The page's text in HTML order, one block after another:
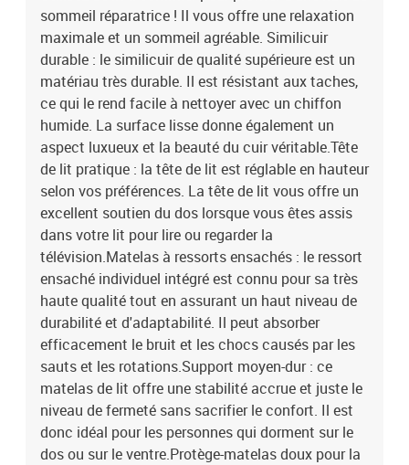
stabilité accrue et juste le niveau de fermeté sans sacrifier le
confort. Il est donc idéal pour les personnes qui dorment sur le dos
ou sur le ventre.Protège-matelas doux pour la peau : le protège-
matelas est recouvert d'un tissu résistant et doux pour la peau, ce
qui le rend souple et confortable. Remarque :Pour des raisons
d'hygiène, le matelas ne peut pas être retourné si l'emballage est
retiré ou ouvert.Chaque produit est livré avec un manuel de
montage dans la boîte pour un montage facile.Lit :Couleur :
grisMatériau : similicuir (75 % polychlorure de vinyle, 5 % coton, 20
% polyester), bois de mélèze massif, contreplaqué, bois
d'ingénierieDimensions : 203 x 183 x 118/128 cm (L x l x
H)Matelas de lit :Couleur : blanc et grisMatériau : similicuir (75 %
chlorure de vinyle, 5 % coton, 20 % polyester)Matériau de
remplissage : ressorts ensachés, mousseDimensions : 180 x 200 x
20 cm (l x L x H)Surmatelas de lit :Couleur : blancMatériau du sur-
matelas : tissu (100 % polyester)Matériau de remplissage :
mousseDimensions : 180 x 200 x 5 cm (l x L x H)La livraison
contient :1 x cadre de lit1 x tête de lit avec oreilles1 x matelas1 x
surmatelas
sommeil réparatrice ! Il vous offre une relaxation
maximale et un sommeil agréable. Similicuir
durable : le similicuir de qualité supérieure est un
matériau très durable. Il est résistant aux taches,
ce qui le rend facile à nettoyer avec un chiffon
humide. La surface lisse donne également un
aspect luxueux et la beauté du cuir véritable.Tête
de lit pratique : la tête de lit est réglable en hauteur
selon vos préférences. La tête de lit vous offre un
excellent soutien du dos lorsque vous êtes assis
dans votre lit pour lire ou regarder la
télévision.Matelas à ressorts ensachés : le ressort
ensaché individuel intégré est connu pour sa très
haute qualité tout en assurant un haut niveau de
durabilité et d'adaptabilité. Il peut absorber
efficacement le bruit et les chocs causés par les
sauts et les rotations.Support moyen-dur : ce
matelas de lit offre une stabilité accrue et juste le
niveau de fermeté sans sacrifier le confort. Il est
donc idéal pour les personnes qui dorment sur le
dos ou sur le ventre.Protège-matelas doux pour la